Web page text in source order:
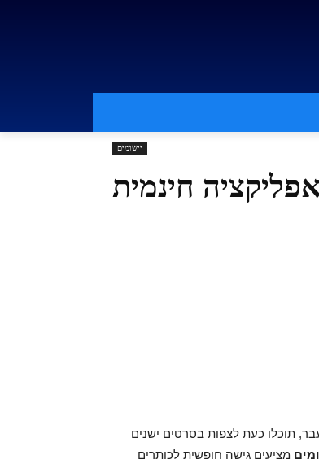
יישומים
חינמית
תוכלו כעת לצפות בסרטים ישנים
מציעים גישה חופשית לכותרים